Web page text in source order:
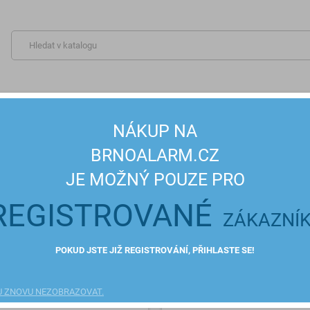
panely rozlišovací rámečky
NÁKUP NA
BRNOALARM.CZ
JE MOŽNÝ POUZE PRO
POKUD JSTE JIŽ REGISTROVÁNÍ, PŘIHLASTE SE!
ZNOVU NEZOBRAZOVAT.